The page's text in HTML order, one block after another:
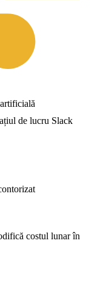
de lucru Slack
costul lunar în